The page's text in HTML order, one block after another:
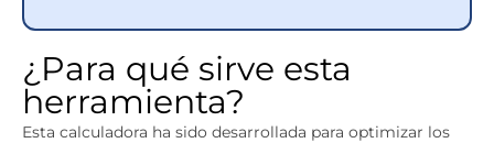
¿Para qué sirve esta
herramienta?
Esta calculadora ha sido desarrollada para optimizar los